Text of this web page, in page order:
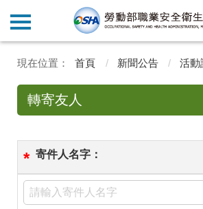
首頁 新聞公告 活動
轉寄友人
* 寄件人名字：